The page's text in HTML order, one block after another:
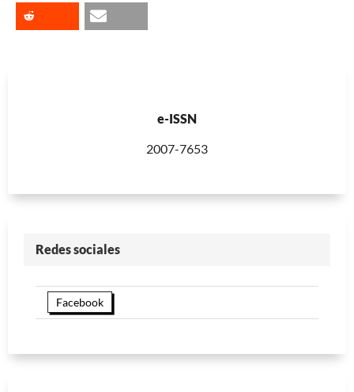
e-ISSN
2007-7653
Redes sociales
Facebook